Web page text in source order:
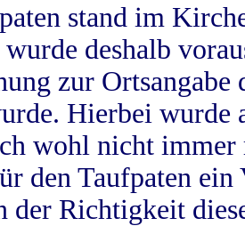
stand im
deshalb
zur
Hierbei wurde
wohl nicht
den Taufpaten
der Richtigkeit